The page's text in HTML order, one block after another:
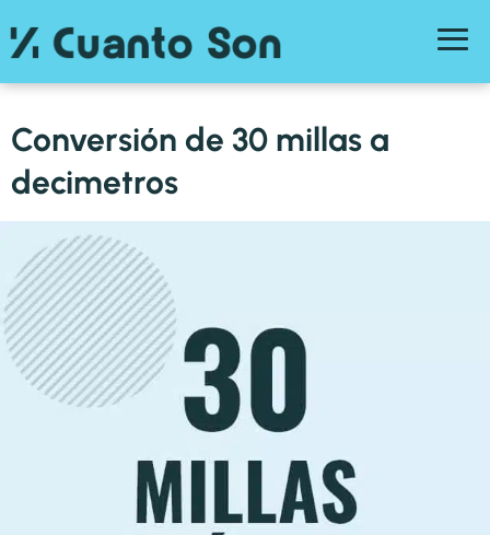
Conversión de 30 millas a
decimetros